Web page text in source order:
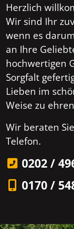
Herzlich
Wir sind Ihr
wenn es
an Ihre
hochwertigen
Sorgfalt
Lieben im
Weise zu
Wir beraten
Telefon.
0202 /
0170 /